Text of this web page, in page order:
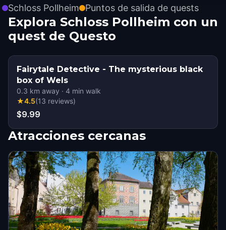
Schloss Pollheim Puntos de salida de quests
Explora Schloss Pollheim con un
quest de Questo
Fairytale Detective - The mysterious black
box of Wels
0.3 km away · 4 min walk
★4.5(13 reviews)
$9.99
Atracciones cercanas